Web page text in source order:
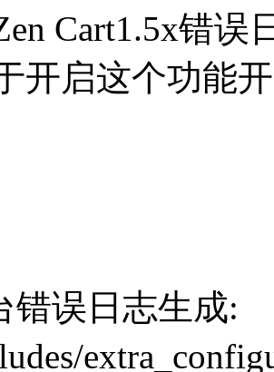
Cart1.5x错
开启这个功能
错误日志生成: